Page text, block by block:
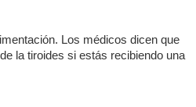
Los médicos dicen que
la tiroides si estás recibiendo una